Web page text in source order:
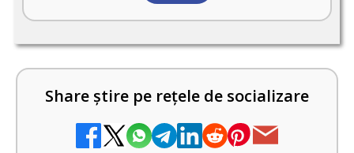
Share știre pe rețele de socializare